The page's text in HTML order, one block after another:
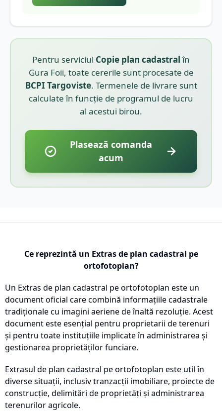
Pentru serviciul Copie plan cadastralîn
Gura Foii, toate cererile sunt procesate de
BCPI Targoviste. Termenele de livrare sunt
calculate în funcție de programul de lucru
al acestui birou.
Plasează comanda
acum
Ce reprezintă un Extras de plan cadastral pe
ortofotoplan?
Un Extras de plan cadastral pe ortofotoplan este un
document oficial care combină informațiile cadastrale
tradiționale cu imagini aeriene de înaltă rezoluție. Acest
document este esențial pentru proprietarii de terenuri
și pentru toate instituțiile implicate în administrarea și
gestionarea proprietăților funciare.
Extrasul de plan cadastral pe ortofotoplan este util în
diverse situații, inclusiv tranzacții imobiliare, proiecte de
construcție, delimitări de proprietăți și administrarea
terenurilor agricole.